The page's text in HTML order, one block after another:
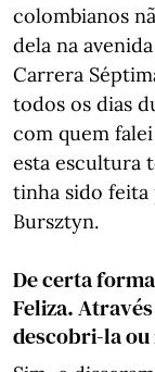
colombianos
dela na
Carrera
todos os dias
com quem
esta escultura
tinha sido feita
Bursztyn.
De certa
Feliza.
descobri-la